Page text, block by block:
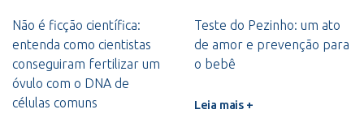
Não é ficção científica:
entenda como cientistas
conseguiram fertilizar um
óvulo com o DNA de
células comuns
Teste do Pezinho: um ato
de amor e prevenção para
o bebê
Leia mais +